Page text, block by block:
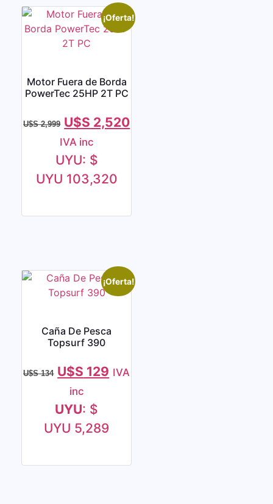
¡Oferta!
Motor Fuera de Borda
PowerTec 25HP 2T PC
U$S2,999 U$S 2,520
IVA inc
UYU: $
UYU 103,320
¡Oferta!
Caña De Pesca
Topsurf 390
U$S134 U$S 129 IVA
inc
UYU: $
UYU 5,289